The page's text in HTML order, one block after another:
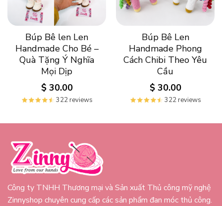
Búp Bê len Len
Handmade Cho Bé –
Quà Tặng Ý Nghĩa
Mọi Dịp
$30.00
322 reviews
Búp Bê Len
Handmade Phong
Cách Chibi Theo Yêu
Cầu
$30.00
322 reviews
Công ty TNHH Thương mại và Sản xuất Thủ công mỹ nghệ
Zinnyshop chuyên cung cấp các sản phẩm đan móc thủ công.